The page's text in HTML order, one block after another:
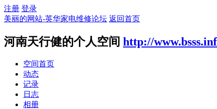
注册 登录
美丽的网站-英华家电维修论坛 返回首页
河南天行健的个人空间 http://
空间首页
动态
记录
日志
相册